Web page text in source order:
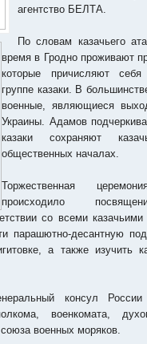
агентство БЕЛТА.
По словам казачьего
время в Гродно проживают
которые причисляют себя
группе казаки. В
военные, являющиеся
Украины. Адамов
казаки сохраняют
общественных началах.
Торжественная
происходило
со всеми
десантную
а также изучить
консул
военкомата,
военных моряков.